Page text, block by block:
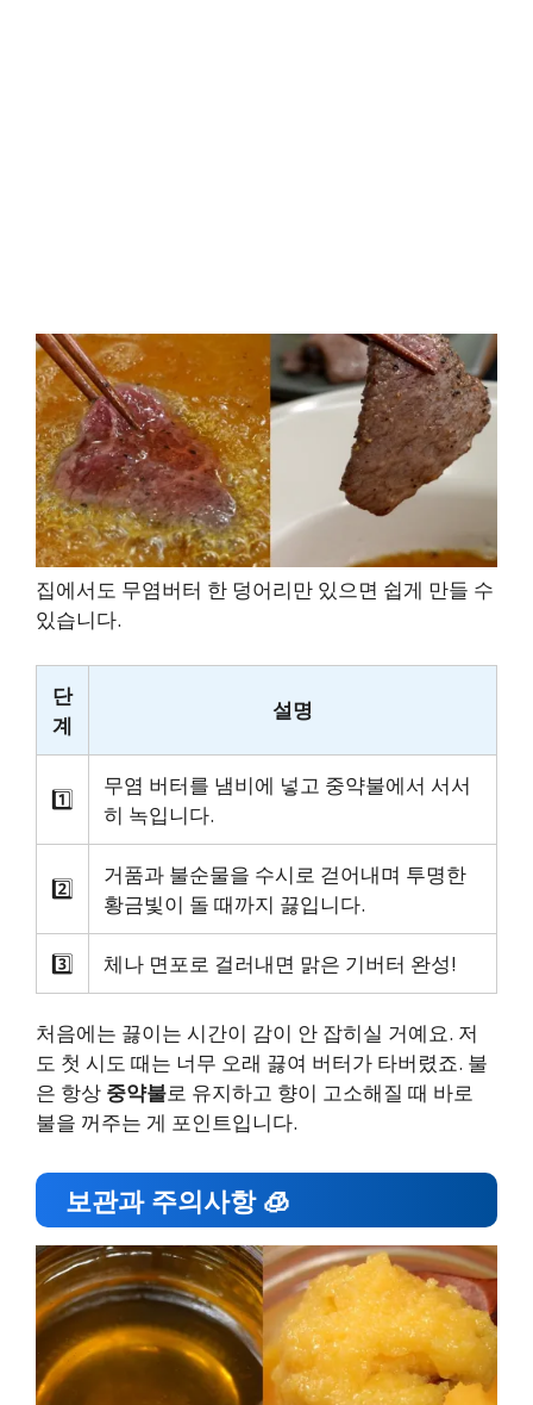
집에서도 무염버터 한 덩어리만 있으면 쉽게 만들 수
있습니다.
단
계
설명
1️⃣
무염 버터를 냄비에 넣고 중약불에서 서서
히 녹입니다.
2️⃣
거품과 불순물을 수시로 걷어내며 투명한
황금빛이 돌 때까지 끓입니다.
3️⃣ 체나 면포로 걸러내면 맑은 기버터 완성!
처음에는 끓이는 시간이 감이 안 잡히실 거예요. 저
도 첫 시도 때는 너무 오래 끓여 버터가 타버렸죠. 불
은 항상 중약불로 유지하고 향이 고소해질 때 바로
불을 꺼주는 게 포인트입니다.
보관과 주의사항 🧊